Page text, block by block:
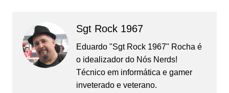
Sgt Rock 1967
Eduardo "Sgt Rock 1967" Rocha é
o idealizador do Nós Nerds!
Técnico em informática e gamer
inveterado e veterano.